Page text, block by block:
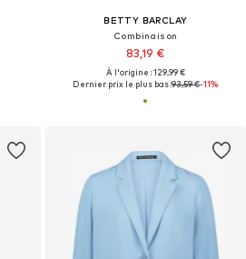
BETTY BARCLAY
Combinaison
83,19 €
À l'origine : 129,99 €
Dernier prix le plus bas :93,59 €-11%